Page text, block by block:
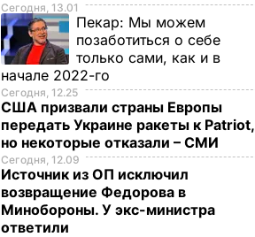
Сегодня, 13.01
Пекар: Мы можем
позаботиться о себе
только сами, как и в
начале 2022-го
Сегодня, 12.25
США призвали страны Европы
передать Украине ракеты к Patriot,
но некоторые отказали – СМИ
Сегодня, 12.09
Источник из ОП исключил
возвращение Федорова в
Минобороны. У экс-министра
ответили